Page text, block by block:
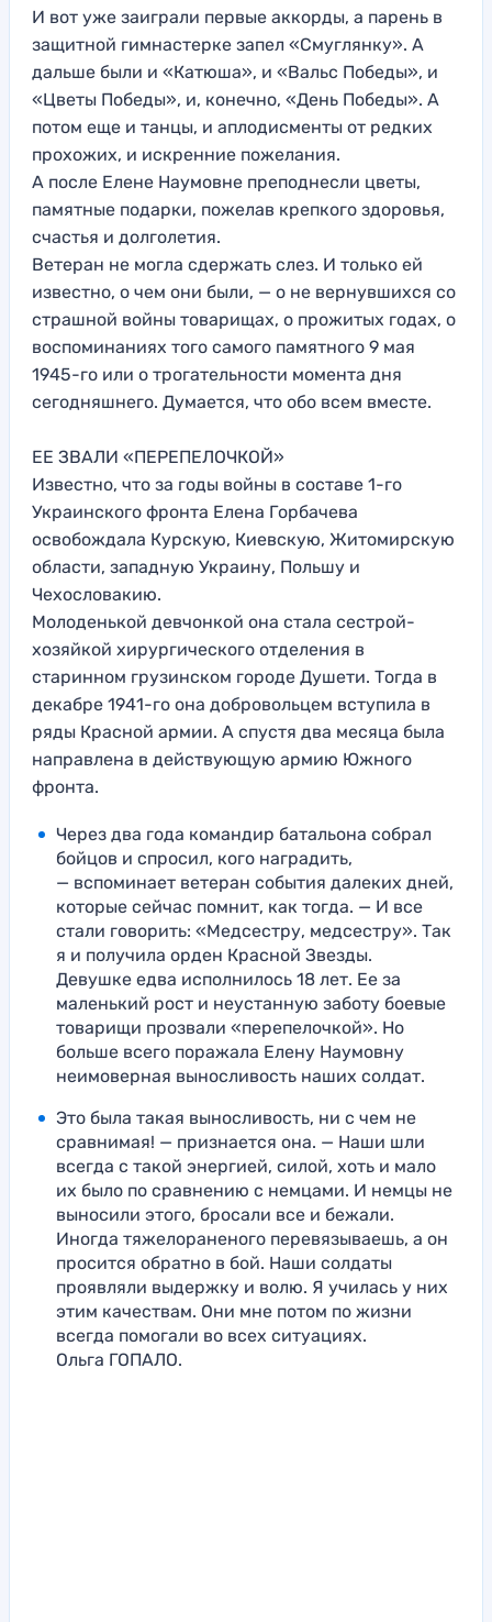
И вот уже заиграли первые аккорды, а парень в
защитной гимнастерке запел «Смуглянку». А
дальше были и «Катюша», и «Вальс Победы», и
«Цветы Победы», и, конечно, «День Победы». А
потом еще и танцы, и аплодисменты от редких
прохожих, и искренние пожелания.
А после Елене Наумовне преподнесли цветы,
памятные подарки, пожелав крепкого здоровья,
счастья и долголетия.
Ветеран не могла сдержать слез. И только ей
известно, о чем они были, — о не вернувшихся со
страшной войны товарищах, о прожитых годах, о
воспоминаниях того самого памятного 9 мая
1945-го или о трогательности момента дня
сегодняшнего. Думается, что обо всем вместе.
ЕЕ ЗВАЛИ «ПЕРЕПЕЛОЧКОЙ»
Известно, что за годы войны в составе 1-го
Украинского фронта Елена Горбачева
освобождала Курскую, Киевскую, Житомирскую
области, западную Украину, Польшу и
Чехословакию.
Молоденькой девчонкой она стала сестрой-
хозяйкой хирургического отделения в
старинном грузинском городе Душети. Тогда в
декабре 1941-го она добровольцем вступила в
ряды Красной армии. А спустя два месяца была
направлена в действующую армию Южного
фронта.
Через два года командир батальона собрал
бойцов и спросил, кого наградить,
— вспоминает ветеран события далеких дней,
которые сейчас помнит, как тогда. — И все
стали говорить: «Медсестру, медсестру». Так
я и получила орден Красной Звезды.
Девушке едва исполнилось 18 лет. Ее за
маленький рост и неустанную заботу боевые
товарищи прозвали «перепелочкой». Но
больше всего поражала Елену Наумовну
неимоверная выносливость наших солдат.
Это была такая выносливость, ни с чем не
сравнимая! — признается она. — Наши шли
всегда с такой энергией, силой, хоть и мало
их было по сравнению с немцами. И немцы не
выносили этого, бросали все и бежали.
Иногда тяжелораненого перевязываешь, а он
просится обратно в бой. Наши солдаты
проявляли выдержку и волю. Я училась у них
этим качествам. Они мне потом по жизни
всегда помогали во всех ситуациях.
Ольга ГОПАЛО.